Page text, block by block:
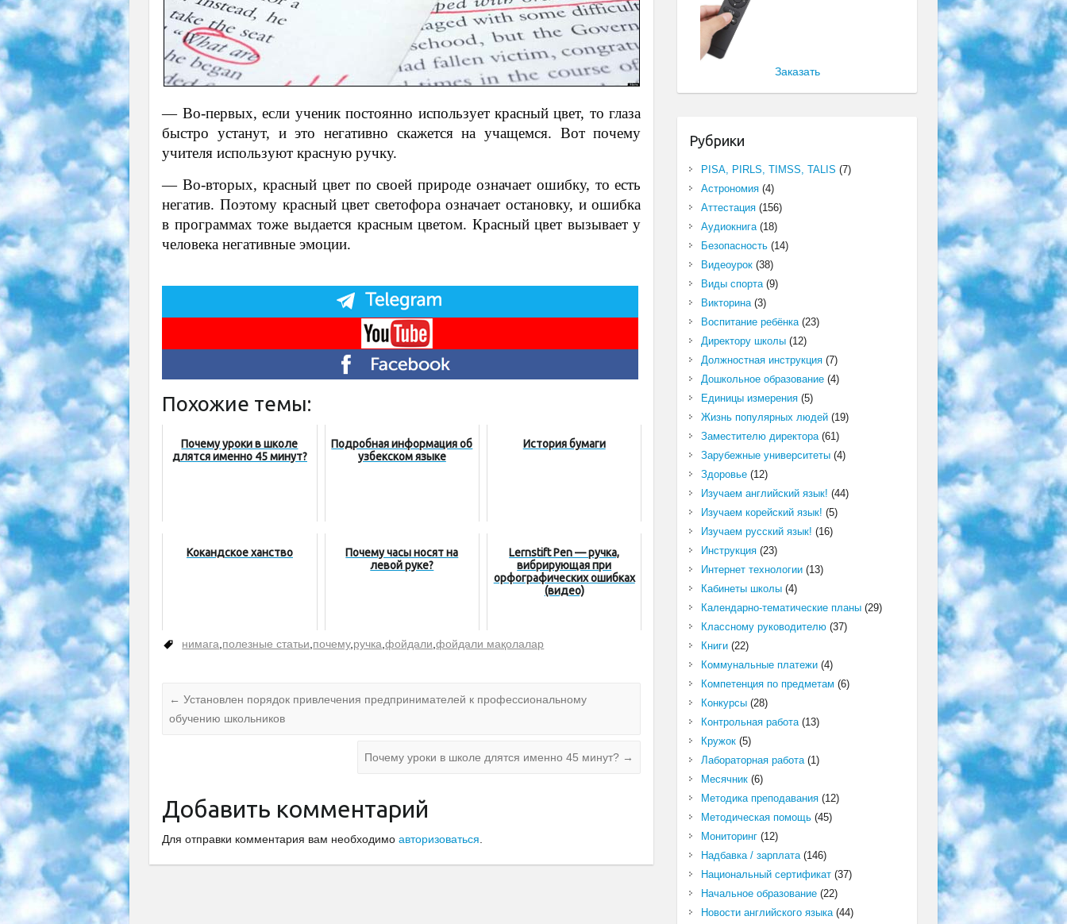
— Во-первых, если ученик постоянно использует красный цвет, то глаза
быстро устанут, и это негативно скажется на учащемся. Вот почему
учителя используют красную ручку.
— Во-вторых, красный цвет по своей природе означает ошибку, то есть
негатив. Поэтому красный цвет светофора означает остановку, и ошибка
в программах тоже выдается красным цветом. Красный цвет вызывает у
человека негативные эмоции.
Похожие темы:
Почему уроки в школе
длятся именно 45 минут?
Подробная информация об
узбекском языке
История бумаги
Кокандское ханство
Почему часы носят на
левой руке?
Lernstift Pen — ручка,
вибрирующая при
орфографических ошибках
(видео)
нимага,полезные статьи,почему,ручка,фойдали,фойдали мақолалар
← Установлен порядок привлечения предпринимателей к профессиональному
обучению школьников
Почему уроки в школе длятся именно 45 минут? →
Добавить комментарий
Для отправки комментария вам необходимоавторизоваться
Заказать
Рубрики
PISA, PIRLS, TIMSS, TALIS (7)
Астрономия(4)
Аттестация(156)
Аудиокнига(18)
Безопасность(14)
Видеоурок(38)
Виды спорта(9)
Викторина(3)
Воспитание ребёнка(23)
Директору школы(12)
Должностная инструкция(7)
Дошкольное образование(4)
Единицы измерения(5)
Жизнь популярных людей(19)
Заместителю директора(61)
Зарубежные университеты(4)
Здоровье(12)
Изучаем английский язык! (44)
Изучаем корейский язык! (5)
Изучаем русский язык! (16)
Инструкция(23)
Интернет технологии(13)
Кабинеты школы(4)
Календарно-тематические планы(29)
Классному руководителю(37)
Книги(22)
Коммунальные платежи(4)
Компетенция по предметам (6)
Конкурсы(28)
Контрольная работа(13)
Кружок(5)
Лабораторная работа(1)
Месячник(6)
Методика преподавания(12)
Методическая помощь(45)
Мониторинг(12)
Надбавка / зарплата(146)
Национальный сертификат(37)
Начальное образование(22)
Новости английского языка(44)